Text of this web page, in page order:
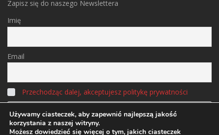
Zapisz się do naszego Newslettera
Imię
Email
Przechodząc dalej, akceptujesz politykę prywatności
Używamy ciasteczek, aby zapewnić najlepszą jakość
korzystania z naszej witryny.
Możesz dowiedzieć się więcej o tym, jakich ciasteczek